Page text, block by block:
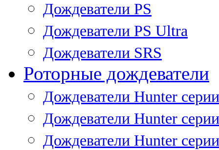
Дождеватели PS
Дождеватели PS Ultra
Дождеватели SRS
Роторные дождеватели
Дождеватели Hunter
Дождеватели Hunter
Дождеватели Hunter